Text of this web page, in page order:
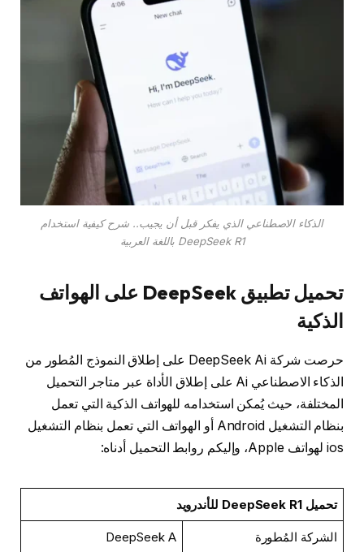
الذكاء الاصطناعي الذي يفكر قبل أن يجيب.. شرح كيفية استخدام
DeepSeek R1 باللغة العربية
تحميل تطبيق DeepSeek على الهواتف
الذكية
حرصت شركة DeepSeek Ai على إطلاق النموذج المُطور من
الذكاء الاصطناعي Ai على إطلاق الأداة عبر متاجر التحميل
المختلفة، حيث يُمكن استخدامه للهواتف الذكية التي تعمل
بنظام التشغيل Android أو الهواتف التي تعمل بنظام التشغيل
ios لهواتف Apple، وإليكم روابط التحميل أدناه:
تحميل DeepSeek R1 للأندرويد
الشركة المُطورة DeepSeek A